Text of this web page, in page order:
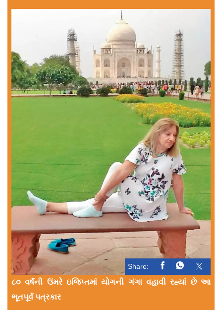
Share:
૮૦ વર્ષની ઉંમરે ઇજિપ્તમાં યોગની ગંગા વહાવી રહ્યાં છે આ
ભૂતપૂર્વ પત્રકાર